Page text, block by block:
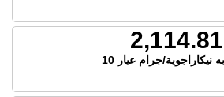
2,114.81
نيكاراجوية/جرام عيار 10